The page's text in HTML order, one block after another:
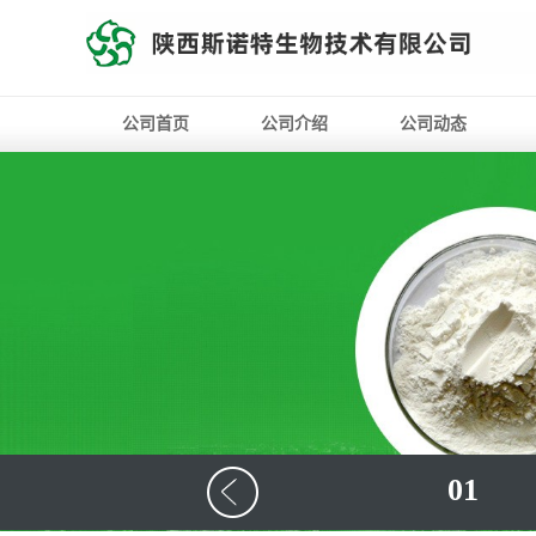
公司首页 公司介绍 公司动态
01